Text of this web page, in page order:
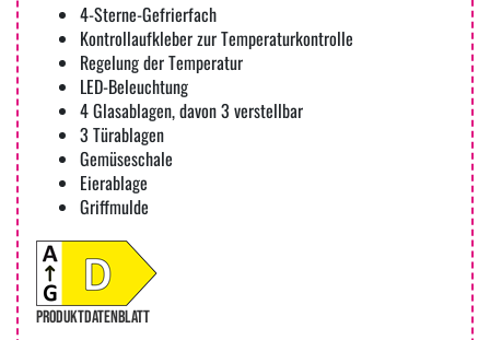
4-Sterne-Gefrierfach
Kontrollaufkleber zur Temperaturkontrolle
Regelung der Temperatur
LED-Beleuchtung
4 Glasablagen, davon 3 verstellbar
3 Türablagen
Gemüseschale
Eierablage
Griffmulde
PRODUKTDATENBLATT